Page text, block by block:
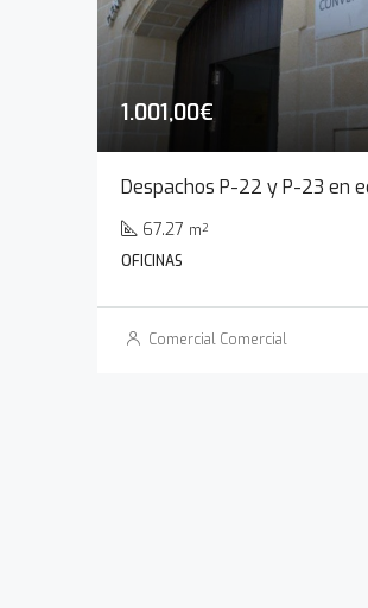
1.001,00€
67.27 m²
OFICINAS
Comercial Comercial